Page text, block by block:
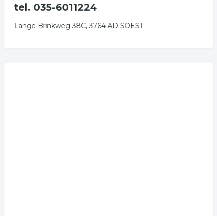
tel. 035-6011224
Lange Brinkweg 38C, 3764 AD SOEST